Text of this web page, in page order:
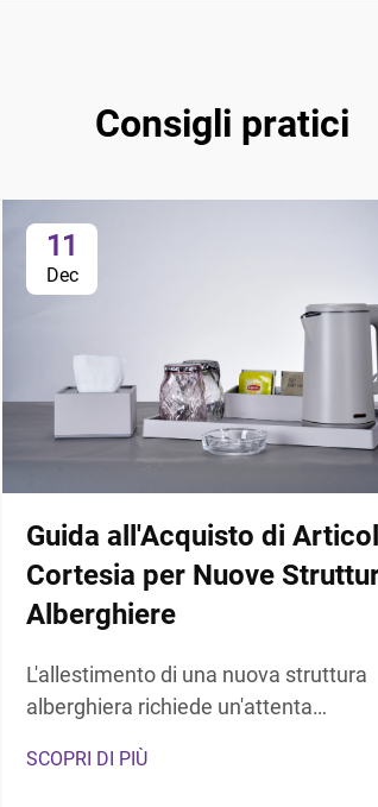
Consigli pratici
11
Dec
Guida all'Acquisto di
Cortesia per Nuove
Alberghiere
L'allestimento di una nuova struttura
alberghiera richiede un'attenta
l'ospite, in particolare l'esperienza del
SCOPRI DI PIÙ